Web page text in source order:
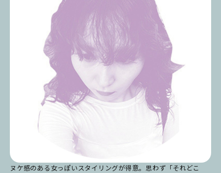
ヌケ感のある女っぽいスタイリングが得意。思わず「それどこ